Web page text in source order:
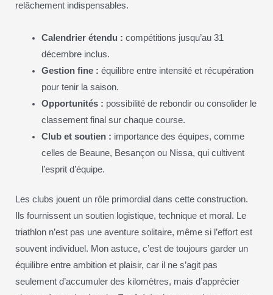
relâchement indispensables.
Calendrier étendu : compétitions jusqu’au 31
décembre inclus.
Gestion fine : équilibre entre intensité et récupération
pour tenir la saison.
Opportunités : possibilité de rebondir ou consolider le
classement final sur chaque course.
Club et soutien : importance des équipes, comme
celles de Beaune, Besançon ou Nissa, qui cultivent
l’esprit d’équipe.
Les clubs jouent un rôle primordial dans cette construction.
Ils fournissent un soutien logistique, technique et moral. Le
triathlon n’est pas une aventure solitaire, même si l’effort est
souvent individuel. Mon astuce, c’est de toujours garder un
équilibre entre ambition et plaisir, car il ne s’agit pas
seulement d’accumuler des kilomètres, mais d’apprécier